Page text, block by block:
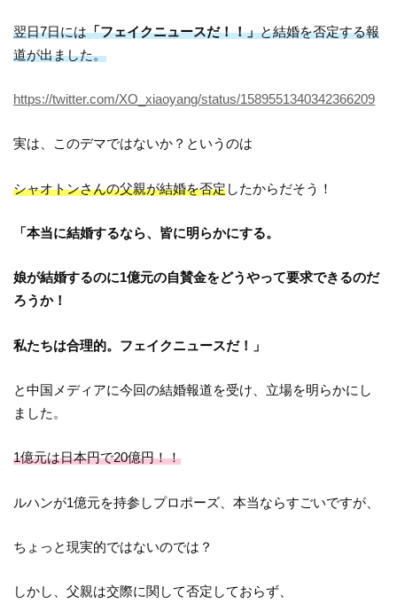
翌日7日には「フェイクニュースだ！！」と結婚を否定する報
道が出ました。
https://twitter.com/XO_xiaoyang/status/1589551340342366209
実は、このデマではないか？というのは
シャオトンさんの父親が結婚を否定したからだそう！
「本当に結婚するなら、皆に明らかにする。
娘が結婚するのに1億元の自賛金をどうやって要求できるのだ
ろうか！
私たちは合理的。フェイクニュースだ！」
と中国メディアに今回の結婚報道を受け、立場を明らかにし
ました。
1億元は日本円で20億円！！
ルハンが1億元を持参しプロポーズ、本当ならすごいですが、
ちょっと現実的ではないのでは？
しかし、父親は交際に関して否定しておらず、